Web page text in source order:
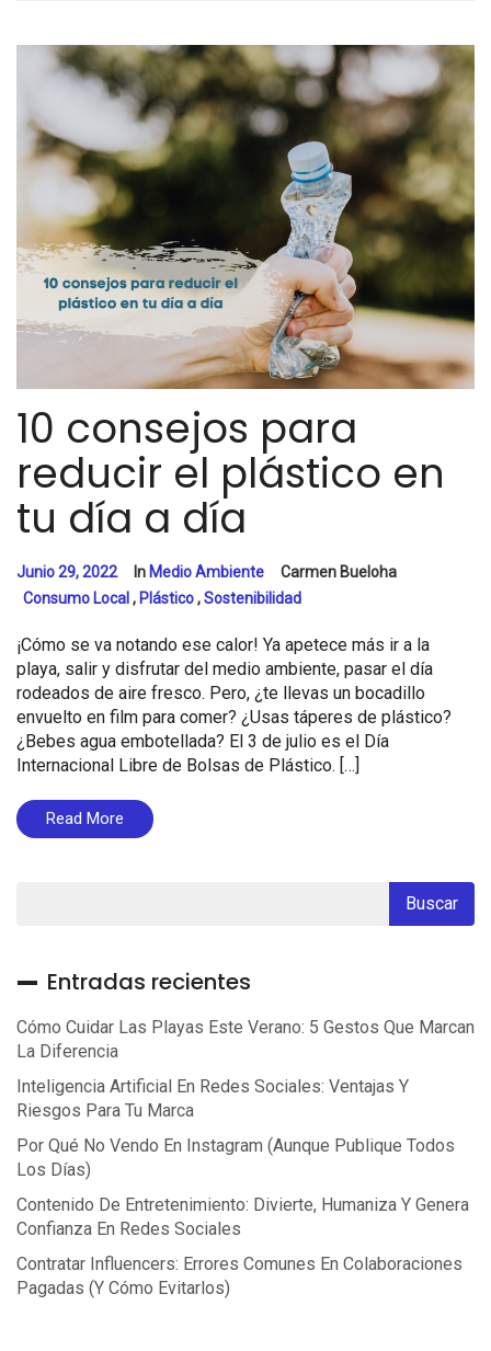
10 consejos para
reducir el plástico en
tu día a día
Junio 29, 2022 In Medio Ambiente
Carmen Bueloha
Consumo Local, Plástico,Sostenibilidad
¡Cómo se va notando ese calor! Ya apetece más ir a la
playa, salir y disfrutar del medio ambiente, pasar el día
rodeados de aire fresco. Pero, ¿te llevas un bocadillo
envuelto en film para comer? ¿Usas táperes de plástico?
¿Bebes agua embotellada? El 3 de julio es el Día
Internacional Libre de Bolsas de Plástico. […]
Read More
Entradas recientes
Cómo Cuidar Las Playas Este Verano: 5 Gestos Que Marcan
La Diferencia
Inteligencia Artificial En Redes Sociales: Ventajas Y
Riesgos Para Tu Marca
Por Qué No Vendo En Instagram (aunque Publique Todos
Los Días)
Contenido De Entretenimiento: Divierte, Humaniza Y Genera
Confianza En Redes Sociales
Contratar Influencers: Errores Comunes En Colaboraciones
Pagadas (y Cómo Evitarlos)